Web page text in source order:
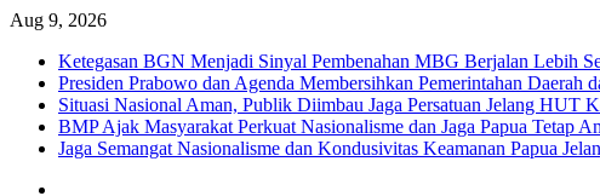
Skip
content
Aug 9, 2026
Ketegasan BGN Menjadi Sinyal Pembenahan MBG Berjalan Lebih
Presiden Prabowo dan Agenda Membersihkan Pemerintahan Daerah
Situasi Nasional Aman, Publik Diimbau Jaga Persatuan Jelang HUT
BMP Ajak Masyarakat Perkuat Nasionalisme dan Jaga Papua Tetap
Jaga Semangat Nasionalisme dan Kondusivitas Keamanan Papua